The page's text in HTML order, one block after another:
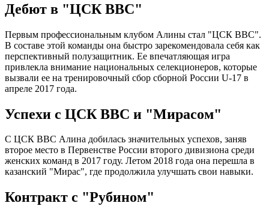
Дебют в "ЦСК ВВС"
Первым профессиональным клубом Алины стал "ЦСК ВВС".
В составе этой команды она быстро зарекомендовала себя как
перспективный полузащитник. Ее впечатляющая игра
привлекла внимание национальных селекционеров, которые
вызвали ее на тренировочный сбор сборной России U-17 в
апреле 2017 года.
Успехи с ЦСК ВВС и "Мирасом"
С ЦСК ВВС Алина добилась значительных успехов, заняв
второе место в Первенстве России второго дивизиона среди
женских команд в 2017 году. Летом 2018 года она перешла в
казанский "Мирас", где продолжила улучшать свои навыки.
Контракт с "Рубином"